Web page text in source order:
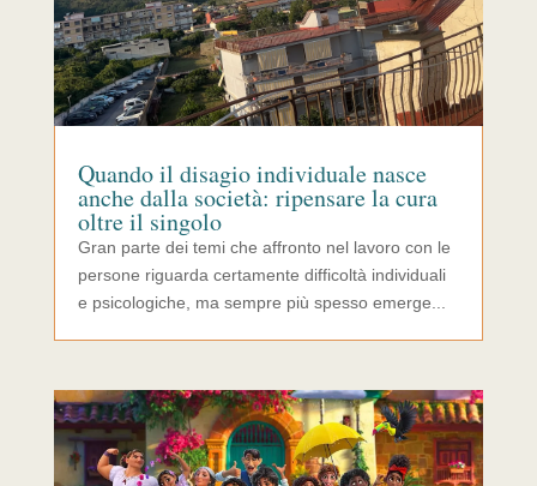
Quando il disagio individuale nasce
anche dalla società: ripensare la cura
oltre il singolo
Gran parte dei temi che affronto nel lavoro con le
persone riguarda certamente difficoltà individuali
e psicologiche, ma sempre più spesso emerge...